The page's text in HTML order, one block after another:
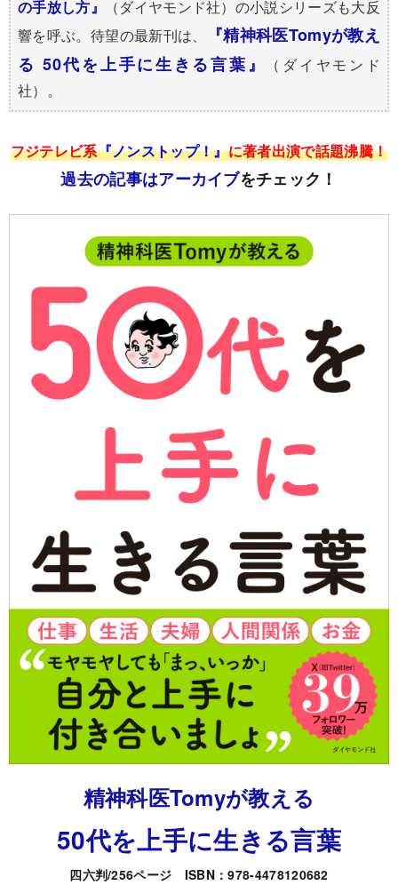
の手放し方』
（ダイヤモンド社）の小説シリーズも大反
響を呼ぶ。待望の最新刊は、
『精神科医Tomyが教え
る 50代を上手に生きる言葉』
（ダイヤモンド
社）。
フジテレビ系『ノンストップ！』に著者出演で話題沸騰！
過去の記事はアーカイブをチェック！
精神科医Tomyが教える
50代を上手に生きる言葉
四六判/256ページ ISBN：978-4478120682